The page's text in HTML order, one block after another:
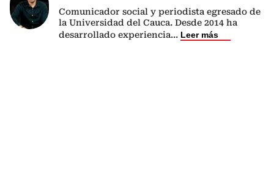
Comunicador social y periodista egresado de
la Universidad del Cauca. Desde 2014 ha
desarrollado experiencia... Leer más